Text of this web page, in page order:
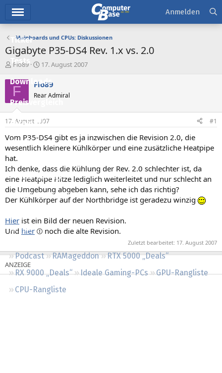
Ticker
Tests
Downloads
Preisvergleich
Forum
Aktuelles
Neue Beiträge
Neueste Aktivitäten
Regeln
Podcast RAMageddon
RTX 5000 „Deals“
RX 9000 „Deals“
Ideale Gaming-PCs
GPU-Rangliste
CPU-Rangliste
Anmelden
Mainboards und CPUs: Diskussionen
Gigabyte P35-DS4 Rev. 1.x vs. 2.0
E
s
e
e
r
Flo89
E
s
e
l
t
a
m
17. August 2007
F Flo89
Rear Admiral
17. August 2007 #1
Vom P35-DS4 gibt es ja inzwischen die Revision 2.0, die
wesentlich kleinere Kühlkörper und eine zusätzliche Heatpipe
hat.
Ich denke, dass die Kühlung der Rev. 2.0 schlechter ist, da
eine Heatpipe Hitze lediglich weiterleitet und nur schlecht an
die Umgebung abgeben kann, sehe ich das richtig?
Der Kühlkörper auf der Northbridge ist geradezu winzig
Hier ist ein Bild der neuen Revision.
Und hier noch die alte Revision.
Zuletzt bearbeitet: 17. August 2007